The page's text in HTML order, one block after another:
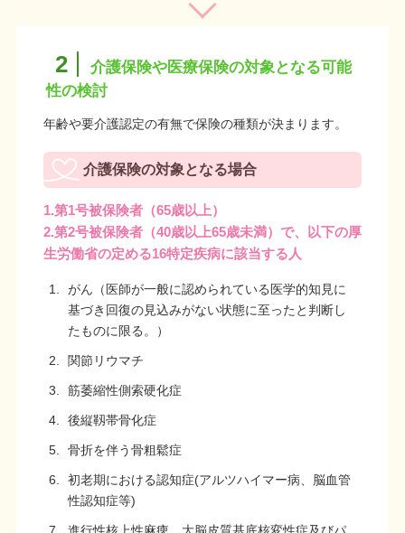
2
介護保険や医療保険の対象となる可能
性の検討
年齢や要介護認定の有無で保険の種類が決まります。
介護保険の対象となる場合
1.第1号被保険者（65歳以上）
2.第2号被保険者（40歳以上65歳未満）で、以下の厚
生労働省の定める16特定疾病に該当する人
がん（医師が一般に認められている医学的知見に
基づき回復の見込みがない状態に至ったと判断し
たものに限る。）
関節リウマチ
筋萎縮性側索硬化症
後縦靱帯骨化症
骨折を伴う骨粗鬆症
初老期における認知症(アルツハイマー病、脳血管
性認知症等)